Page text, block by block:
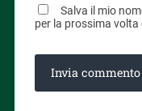
Salva il mio
per la prossima